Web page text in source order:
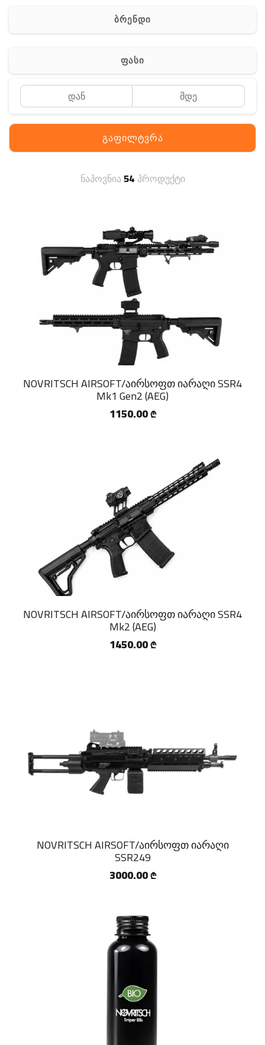
აქსესუარები
Off-Road
ბრენდი
ფასი
გაფილტვრა
ნაპოვნია54 პროდუქტი
NOVRITSCH AIRSOFT/აირსოფთ იარაღი SSR4
Mk1 Gen2 (AEG)
1150.00 ₾
NOVRITSCH AIRSOFT/აირსოფთ იარაღი SSR4
Mk2 (AEG)
1450.00 ₾
NOVRITSCH AIRSOFT/აირსოფთ იარაღი
SSR249
3000.00 ₾